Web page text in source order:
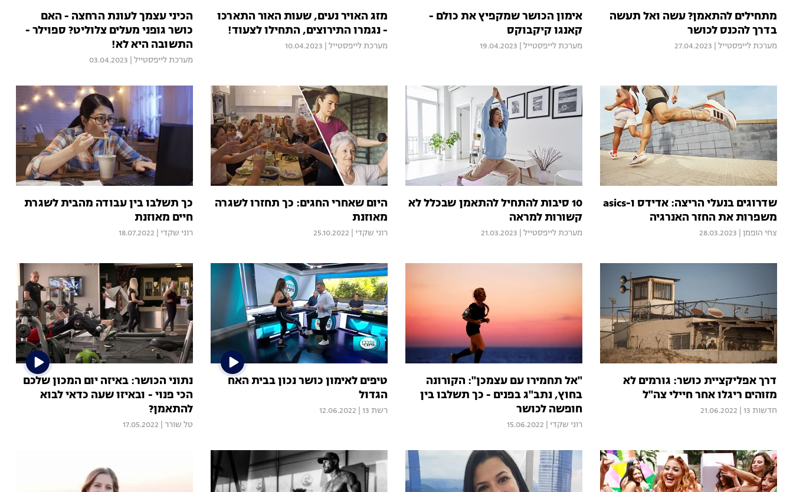
מתחילים להתאמן? עשה ואל תעשה
בדרך להכנס לכושר
מערכת לייפסטייל 27.04.2023
אימון הכושר שמקפיץ את כולם -
קאנגו קיקבוקס
מערכת לייפסטייל 19.04.2023
מזג האויר נעים, שעות האור התארכו
- נגמרו התירוצים, התחילו לצעוד!
מערכת לייפסטייל 10.04.2023
הכיני עצמך לעונת הרחצה - האם
כושר גופני מעלים צלוליט? ספוילר -
התשובה היא לא!
מערכת לייפסטייל 03.04.2023
שדרוגים בנעלי הריצה: אדידס ו-asics
משפרות את החזר האנרגיה
צחי הופמן 28.03.2023
10 סיבות להתחיל להתאמן שבכלל לא
קשורות למראה
מערכת לייפסטייל 21.03.2023
היום שאחרי החגים: כך תחזרו לשגרה
מאוזנת
רוני שקדי 25.10.2022
כך תשלבו בין עבודה מהבית לשגרת
חיים מאוזנת
רוני שקדי 18.07.2022
דרך אפליקציית כושר: גורמים לא
מזוהים ריגלו אחר חיילי צה"ל
חדשות 13 21.06.2022
"אל תחמירו עם עצמכן": הקורונה
בחוץ, נתב"ג בפנים - כך תשלבו בין
חופשה לכושר
רוני שקדי 15.06.2022
טיפים לאימון כושר נכון בבית האח
הגדול
רשת 13 12.06.2022
נתוני הכושר: באיזה יום המכון שלכם
הכי פנוי - ובאיזו שעה כדאי לבוא
להתאמן?
טל שורר 17.05.2022